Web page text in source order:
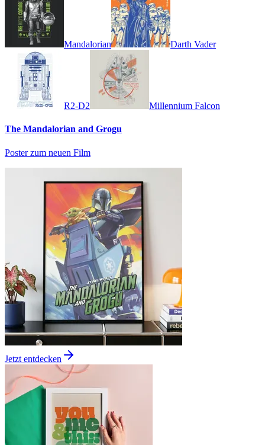
Mandalorian Darth Vader
R2-D2 Millennium Falcon
The Mandalorian and Grogu
Poster zum neuen Film
Jetzt entdecken